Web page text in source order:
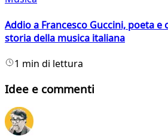
Addio a Francesco Guccini, poeta
storia della musica italiana
1 min di lettura
Idee e commenti